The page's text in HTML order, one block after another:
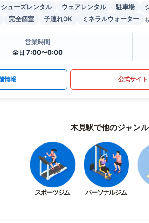
シューズレンタル ウェアレンタル 駐車場
完全個室 子連れOK ミネラルウォーター
営業時間
全日 7:00〜0:00
情報 公式サイト
木見駅で他のジャン
スポーツジム パーソナルジム